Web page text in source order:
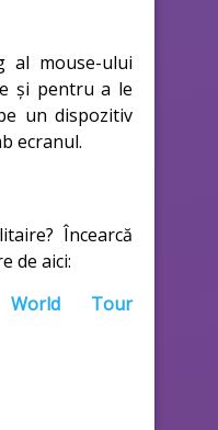
al mouse-ului
și pentru a le
un dispozitiv
ecranul.
Încearcă
de aici:
Tour